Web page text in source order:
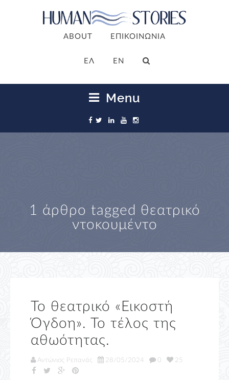
ABOUT ΕΠΙΚΟΙΝΩΝΙΑ
ΕΛ EN
Menu
1 άρθρο tagged θεατρικό
ντοκουμέντο
Το θεατρικό «Εικοστή
Όγδοη». Το τέλος της
αθωότητας.
Αντώνιος Ρεπανάς 28/05/2024 0 25